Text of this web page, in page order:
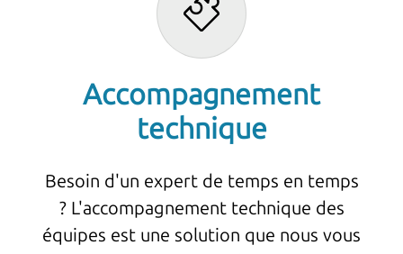
Accompagnement
technique
Besoin d'un expert de temps en temps
? L'accompagnement technique des
équipes est une solution que nous vous